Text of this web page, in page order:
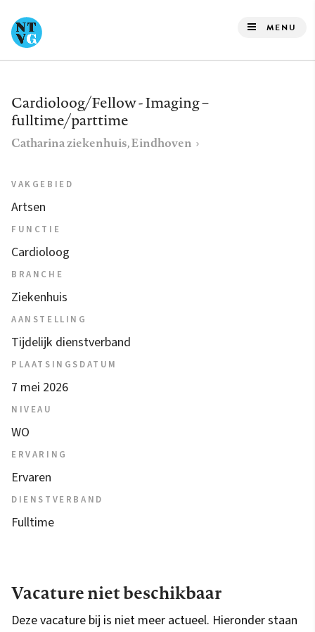
naar
de
gaan
MENU
Cardioloog/Fellow - Imaging –
fulltime/parttime
Catharina ziekenhuis, Eindhoven
VAKGEBIED
Artsen
FUNCTIE
Cardioloog
BRANCHE
Ziekenhuis
AANSTELLING
Tijdelijk dienstverband
PLAATSINGSDATUM
7 mei 2026
NIVEAU
WO
ERVARING
Ervaren
DIENSTVERBAND
Fulltime
Vacature niet beschikbaar
Deze vacature bij is niet meer actueel. Hieronder staan